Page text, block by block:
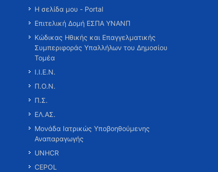
Η σελίδα μου - Portal
Επιτελική Δομή ΕΣΠΑ ΥΝΑΝΠ
Κώδικας Ηθικής και Επαγγελματικής
Συμπεριφοράς Υπαλλήλων του Δημοσίου
Τομέα
Ι.Ι.Ε.Ν.
Π.Ο.Ν.
Π.Σ.
ΕΛ.ΑΣ.
Μονάδα Ιατρικώς Υποβοηθούμενης
Αναπαραγωγής
UNHCR
CEPOL